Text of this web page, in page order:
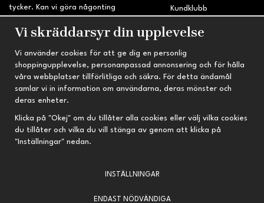
tycker. Kan vi göra någonting
sidan?
Kundklubb
INFORMATION
Om oss
Nyheter
Nyhetsbrev
Om cookies
Prenumeration
TRYGG HANDEL
Fri frakt vid köp över 695 kr
Kvalitetsprodukter till kanonpris
Vi skräddarsyr din upplevelse
Vi använder cookies för att ge dig en personlig
shoppingupplevelse, personanpassad annonsering och för hålla
våra webbplatser tillförlitliga och säkra. För detta ändamål
samlar vi in information om användarna, deras mönster och
deras enheter.
Klicka på "Okej" om du tillåter alla cookies eller välj vilka cookies
du tillåter och vilka du vill stänga av genom att klicka på
"Inställningar" nedan.
INSTÄLLNINGAR
ENDAST NÖDVÄNDIGA